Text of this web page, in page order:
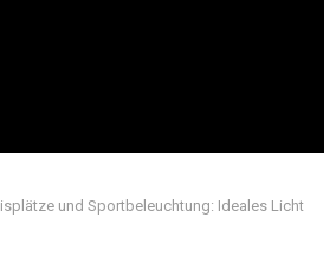
und Sportbeleuchtung: Ideales Licht